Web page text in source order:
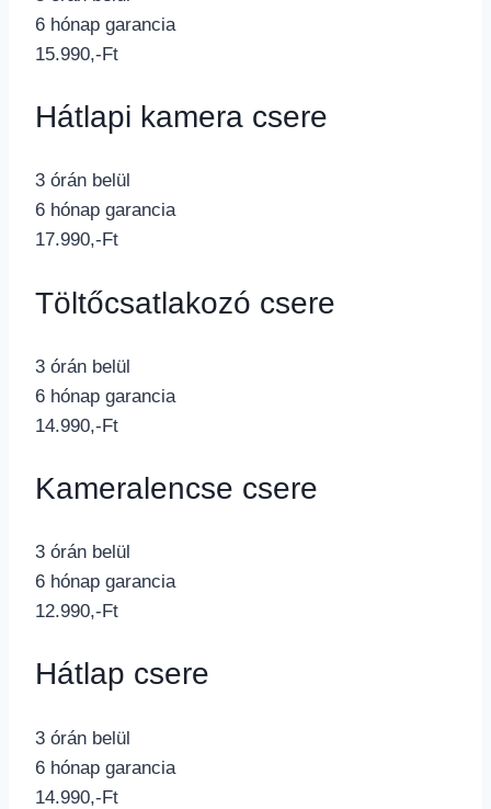
6 hónap garancia
15.990,-Ft
Hátlapi kamera csere
3 órán belül
6 hónap garancia
17.990,-Ft
Töltőcsatlakozó csere
3 órán belül
6 hónap garancia
14.990,-Ft
Kameralencse csere
3 órán belül
6 hónap garancia
12.990,-Ft
Hátlap csere
3 órán belül
6 hónap garancia
14.990,-Ft